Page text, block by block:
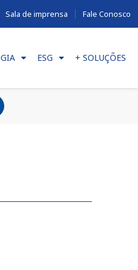
Sala de imprensa Fale Conosco
ESG + SOLUÇÕES